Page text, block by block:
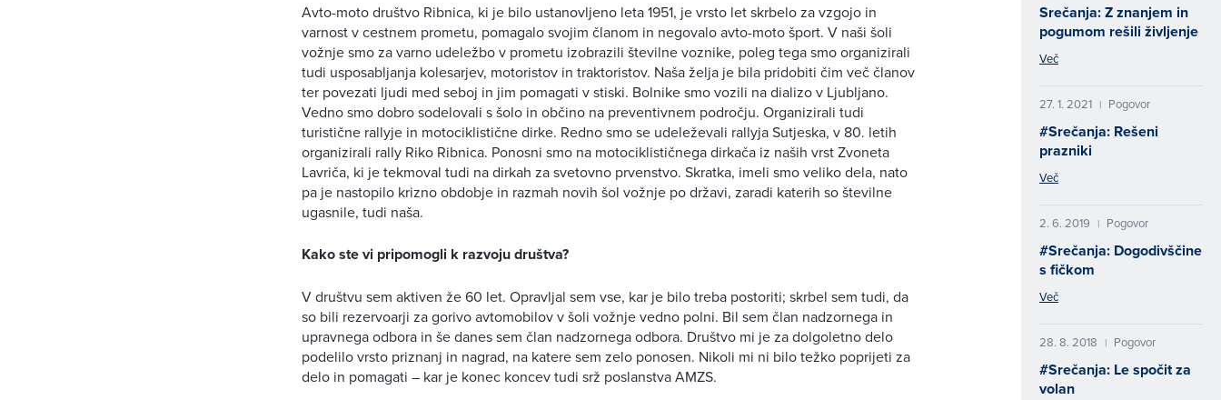
Avto-moto društvo Ribnica, ki je bilo ustanovljeno leta 1951, je vrsto let skrbelo za vzgojo in
varnost v cestnem prometu, pomagalo svojim članom in negovalo avto-moto šport. V naši šoli
vožnje smo za varno udeležbo v prometu izobrazili številne voznike, poleg tega smo organizirali
tudi usposabljanja kolesarjev, motoristov in traktoristov. Naša želja je bila pridobiti čim več članov
ter povezati ljudi med seboj in jim pomagati v stiski. Bolnike smo vozili na dializo v Ljubljano.
Vedno smo dobro sodelovali s šolo in občino na preventivnem področju. Organizirali tudi
turistične rallyje in motociklistične dirke. Redno smo se udeleževali rallyja Sutjeska, v 80. letih
organizirali rally Riko Ribnica. Ponosni smo na motociklističnega dirkača iz naših vrst Zvoneta
Lavriča, ki je tekmoval tudi na dirkah za svetovno prvenstvo. Skratka, imeli smo veliko dela, nato
pa je nastopilo krizno obdobje in razmah novih šol vožnje po državi, zaradi katerih so številne
ugasnile, tudi naša.
Kako ste vi pripomogli k razvoju društva?
V društvu sem aktiven že 60 let. Opravljal sem vse, kar je bilo treba postoriti; skrbel sem tudi, da
so bili rezervoarji za gorivo avtomobilov v šoli vožnje vedno polni. Bil sem član nadzornega in
upravnega odbora in še danes sem član nadzornega odbora. Društvo mi je za dolgoletno delo
podelilo vrsto priznanj in nagrad, na katere sem zelo ponosen. Nikoli mi ni bilo težko poprijeti za
delo in pomagati – kar je konec koncev tudi srž poslanstva AMZS.
Srečanja: Z znanjem in
pogumom rešili življenje
Več
27. 1. 2021 | Pogovor
#Srečanja: Rešeni
prazniki
Več
2. 6. 2019 | Pogovor
#Srečanja: Dogodivščine
s fičkom
Več
28. 8. 2018 | Pogovor
#Srečanja: Le spočit za
volan